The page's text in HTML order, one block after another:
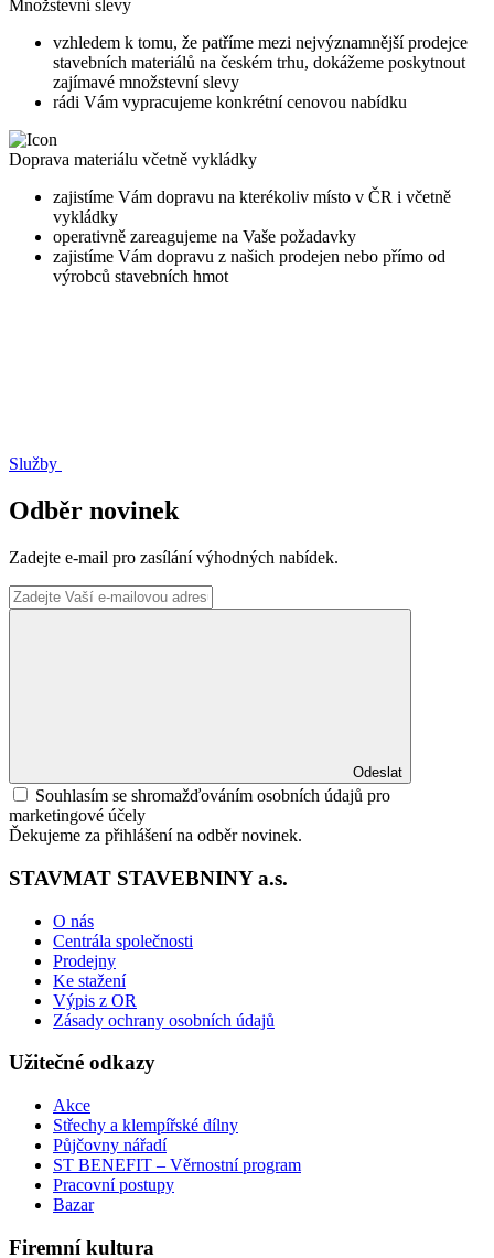
Množstevní slevy
vzhledem k tomu, že patříme mezi nejvýznamnější prodejce
stavebních materiálů na českém trhu, dokážeme poskytnout
zajímavé množstevní slevy
rádi Vám vypracujeme konkrétní cenovou nabídku
Doprava materiálu včetně vykládky
zajistíme Vám dopravu na kterékoliv místo v ČR i včetně
vykládky
operativně zareagujeme na Vaše požadavky
zajistíme Vám dopravu z našich prodejen nebo přímo od
výrobců stavebních hmot
Služby
Odběr novinek
Zadejte e-mail pro zasílání výhodných nabídek.
Odeslat
Souhlasím se shromažďováním osobních údajů pro
marketingové účely
Ďekujeme za přihlášení na odběr novinek.
STAVMAT STAVEBNINY a.s.
O nás
Centrála společnosti
Prodejny
Ke stažení
Výpis z OR
Zásady ochrany osobních údajů
Užitečné odkazy
Akce
Střechy a klempířské dílny
Půjčovny nářadí
ST BENEFIT – Věrnostní program
Pracovní postupy
Bazar
Firemní kultura